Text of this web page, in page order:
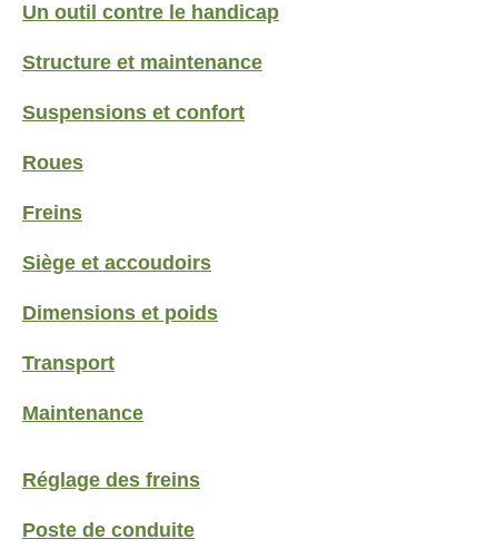
Un outil contre le handicap
Structure et maintenance
Suspensions et confort
Roues
Freins
Siège et accoudoirs
Dimensions et poids
Transport
Maintenance
Réglage des freins
Poste de conduite